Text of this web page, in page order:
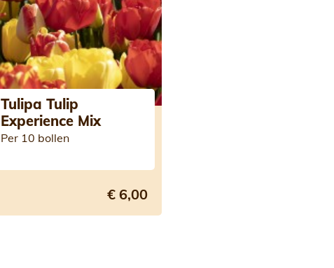
Tulipa Tulip
Experience Mix
Per 10 bollen
€ 6,00